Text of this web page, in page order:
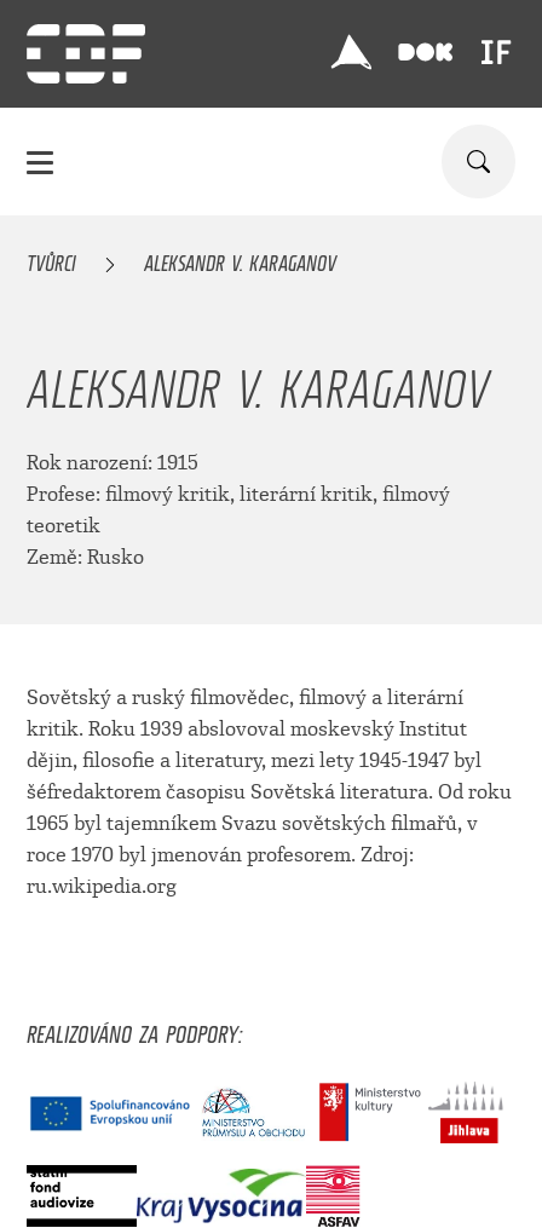
TVŮRCI ALEKSANDR V. KARAGANOV
ALEKSANDR V. KARAGANOV
Rok narození: 1915
Profese: filmový kritik, literární kritik, filmový
teoretik
Země: Rusko
Sovětský a ruský filmovědec, filmový a literární
kritik. Roku 1939 abslovoval moskevský Institut
dějin, filosofie a literatury, mezi lety 1945-1947 byl
šéfredaktorem časopisu Sovětská literatura. Od roku
1965 byl tajemníkem Svazu sovětských filmařů, v
roce 1970 byl jmenován profesorem. Zdroj:
ru.wikipedia.org
REALIZOVÁNO ZA PODPORY: